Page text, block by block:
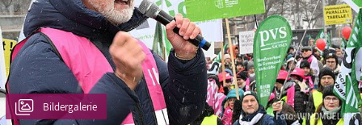
Bildergalerie